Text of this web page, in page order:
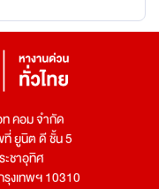
คอม จำกัด
ที่ ยูนิต ดี ชั้น 5
ชาอุทิศ
รุงเทพฯ 10310